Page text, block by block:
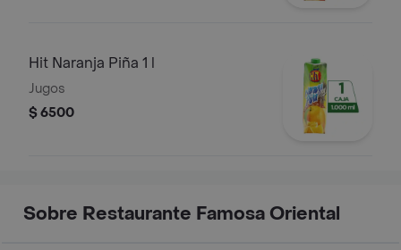
Hit Naranja Piña 1 l
Jugos
$ 6500
Sobre Restaurante Famosa Oriental